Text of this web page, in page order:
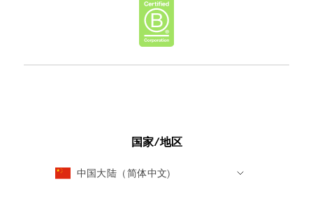
国家/地区
中国大陆（简体中文)